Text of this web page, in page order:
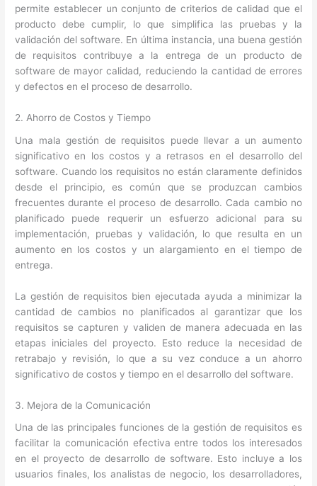
permite establecer un conjunto de criterios de calidad que el
producto debe cumplir, lo que simplifica las pruebas y la
validación del software. En última instancia, una buena gestión
de requisitos contribuye a la entrega de un producto de
software de mayor calidad, reduciendo la cantidad de errores
y defectos en el proceso de desarrollo.
2. Ahorro de Costos y Tiempo
Una mala gestión de requisitos puede llevar a un aumento
significativo en los costos y a retrasos en el desarrollo del
software. Cuando los requisitos no están claramente definidos
desde el principio, es común que se produzcan cambios
frecuentes durante el proceso de desarrollo. Cada cambio no
planificado puede requerir un esfuerzo adicional para su
implementación, pruebas y validación, lo que resulta en un
aumento en los costos y un alargamiento en el tiempo de
entrega.
La gestión de requisitos bien ejecutada ayuda a minimizar la
cantidad de cambios no planificados al garantizar que los
requisitos se capturen y validen de manera adecuada en las
etapas iniciales del proyecto. Esto reduce la necesidad de
retrabajo y revisión, lo que a su vez conduce a un ahorro
significativo de costos y tiempo en el desarrollo del software.
3. Mejora de la Comunicación
Una de las principales funciones de la gestión de requisitos es
facilitar la comunicación efectiva entre todos los interesados
en el proyecto de desarrollo de software. Esto incluye a los
usuarios finales, los analistas de negocio, los desarrolladores,